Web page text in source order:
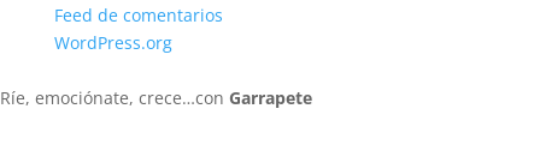
Feed de comentarios
WordPress.org
Ríe, emociónate, crece…con Garrapete